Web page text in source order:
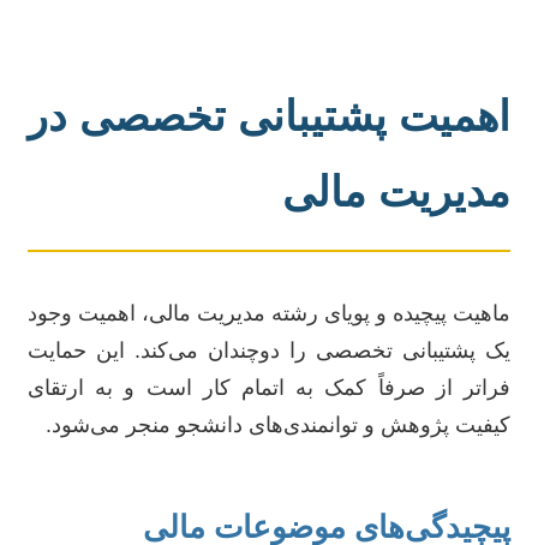
اهمیت پشتیبانی تخصصی در
مدیریت مالی
ماهیت پیچیده و پویای رشته مدیریت مالی، اهمیت وجود
یک پشتیبانی تخصصی را دوچندان می‌کند. این حمایت
فراتر از صرفاً کمک به اتمام کار است و به ارتقای
کیفیت پژوهش و توانمندی‌های دانشجو منجر می‌شود.
پیچیدگی‌های موضوعات مالی